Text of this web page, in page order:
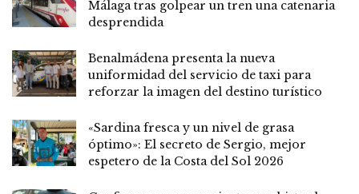
Málaga tras golpear un tren una catenaria
desprendida
Benalmádena presenta la nueva
uniformidad del servicio de taxi para
reforzar la imagen del destino turístico
«Sardina fresca y un nivel de grasa
óptimo»: El secreto de Sergio, mejor
espetero de la Costa del Sol 2026